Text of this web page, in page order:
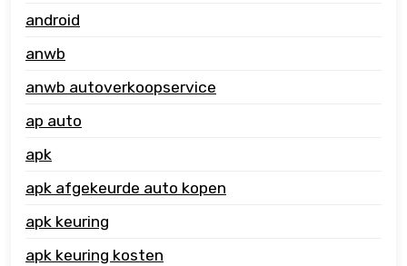
android
anwb
anwb autoverkoopservice
ap auto
apk
apk afgekeurde auto kopen
apk keuring
apk keuring kosten